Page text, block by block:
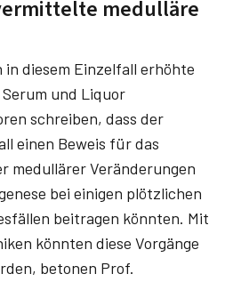
medulläre
diesem Einzelfall erhöhte
und Liquor
schreiben, dass der
einen Beweis für das
medullärer Veränderungen
bei einigen plötzlichen
beitragen könnten. Mit
könnten diese Vorgänge
betonen Prof.